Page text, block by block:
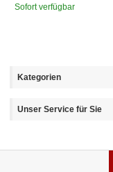
Sofort verfügbar
Kategorien
Unser Service für Sie